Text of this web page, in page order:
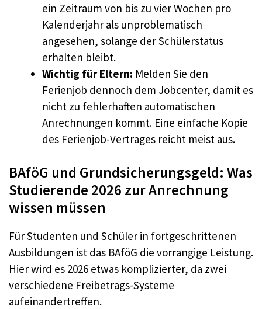
ein Zeitraum von bis zu vier Wochen pro
Kalenderjahr als unproblematisch
angesehen, solange der Schülerstatus
erhalten bleibt.
Wichtig für Eltern: Melden Sie den
Ferienjob dennoch dem Jobcenter, damit es
nicht zu fehlerhaften automatischen
Anrechnungen kommt. Eine einfache Kopie
des Ferienjob-Vertrages reicht meist aus.
BAföG und Grundsicherungsgeld: Was
Studierende 2026 zur Anrechnung
wissen müssen
Für Studenten und Schüler in fortgeschrittenen
Ausbildungen ist das BAföG die vorrangige Leistung.
Hier wird es 2026 etwas komplizierter, da zwei
verschiedene Freibetrags-Systeme
aufeinandertreffen.